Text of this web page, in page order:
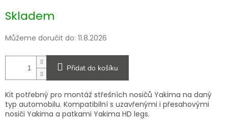
cena:
Skladem
Můžeme doručit do: 11.8.2026
Přidat do košíku
Kit potřebný pro montáž střešních nosičů Yakima na daný
typ automobilu. Kompatibilní s uzavřenými i přesahovými
nosiči Yakima a patkami Yakima HD legs.